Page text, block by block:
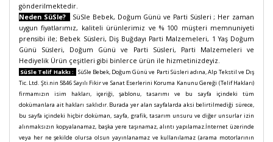
gönderilmektedir.
Neden SüSle?
SüSle Bebek, Doğum Günü ve Parti Süsleri ; Her zaman
uygun fiyatlarımız, kaliteli ürünlerimiz ve % 100 müşteri memnuniyeti
prensibi ile; Bebek Süsleri, Diş Buğdayı Parti Malzemeleri, 1 Yaş Doğum
Günü Süsleri, Doğum Günü ve Parti Süsleri, Parti Malzemeleri ve
Hediyelik Ürün çeşitleri gibi binlerce ürün ile hizmetinizdeyiz.
SüSle Telif Hakkı :
SüSle Bebek, Doğum Günü ve Parti Süsleri adına, Alp Tekstil ve Dış
Tic. Ltd. Şti.nin 5846 Sayılı Fikir ve Sanat Eserlerini Koruma Kanunu Gereği (Telif Hakları)
firmamızın isim hakları, içeriği, şablonu, tasarımı ve bu sayfa içindeki tüm
dokümanlara ait hakları saklıdır. Burada yer alan sayfalarda aksi belirtilmediği sürece,
bu sayfa içindeki hiçbir doküman, sayfa, grafik, tasarım unsuru ve diğer unsurlar izin
alınmaksızın kopyalanamaz, başka yere taşınamaz, alıntı yapılamaz.İnternet üzerinde
veya her ne şekilde olursa olsun yayınlanamaz ve kullanılamaz (arama motorlarının